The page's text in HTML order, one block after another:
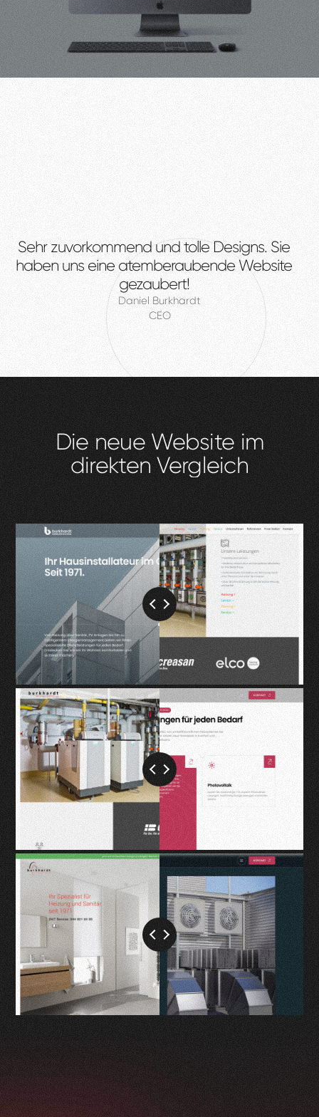
Sehr zuvorkommend und tolle Designs. Sie
haben uns eine atemberaubende Website
gezaubert!
Daniel Burkhardt
CEO
Die neue Website im
direkten Vergleich